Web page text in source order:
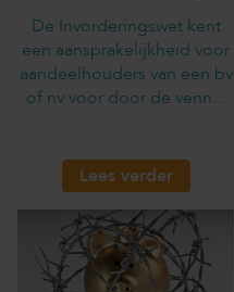
De Invorderingswet kent
een aansprakelijkheid voor
aandeelhouders van een bv
of nv voor door de venn...
Lees verder